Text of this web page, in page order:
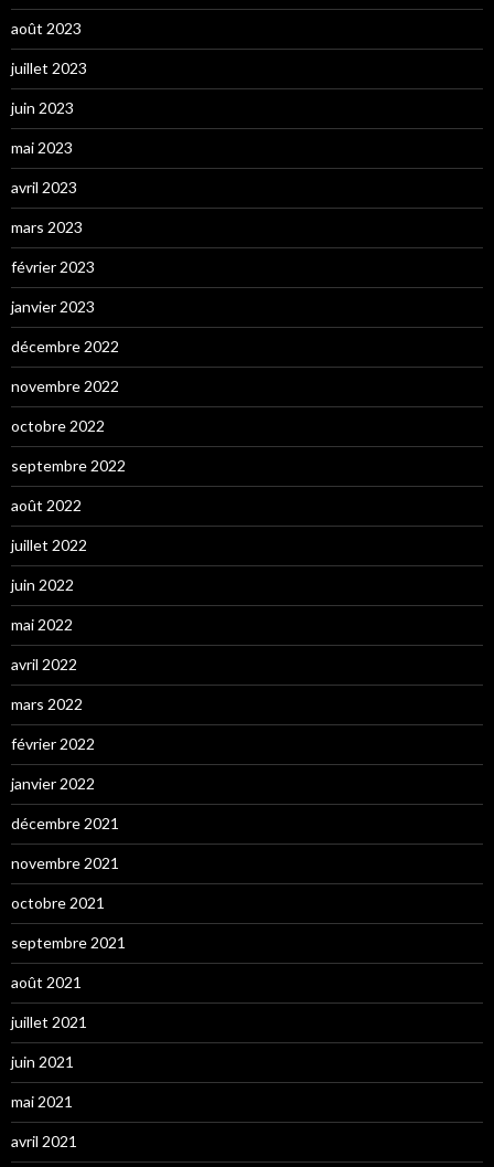
août 2023
juillet 2023
juin 2023
mai 2023
avril 2023
mars 2023
février 2023
janvier 2023
décembre 2022
novembre 2022
octobre 2022
septembre 2022
août 2022
juillet 2022
juin 2022
mai 2022
avril 2022
mars 2022
février 2022
janvier 2022
décembre 2021
novembre 2021
octobre 2021
septembre 2021
août 2021
juillet 2021
juin 2021
mai 2021
avril 2021